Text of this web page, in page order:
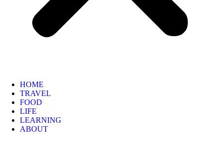
HOME
TRAVEL
FOOD
LIFE
LEARNING
ABOUT